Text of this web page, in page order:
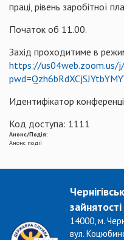
праці, рівень заробітної
Початок об 11.00.
Захід проходитиме в
https://us04web.zoom.us/
Идентифікатор
Код доступа: 1111
Анонс/Подія:
Анонс події
зайнятості
14000, м.
вул.